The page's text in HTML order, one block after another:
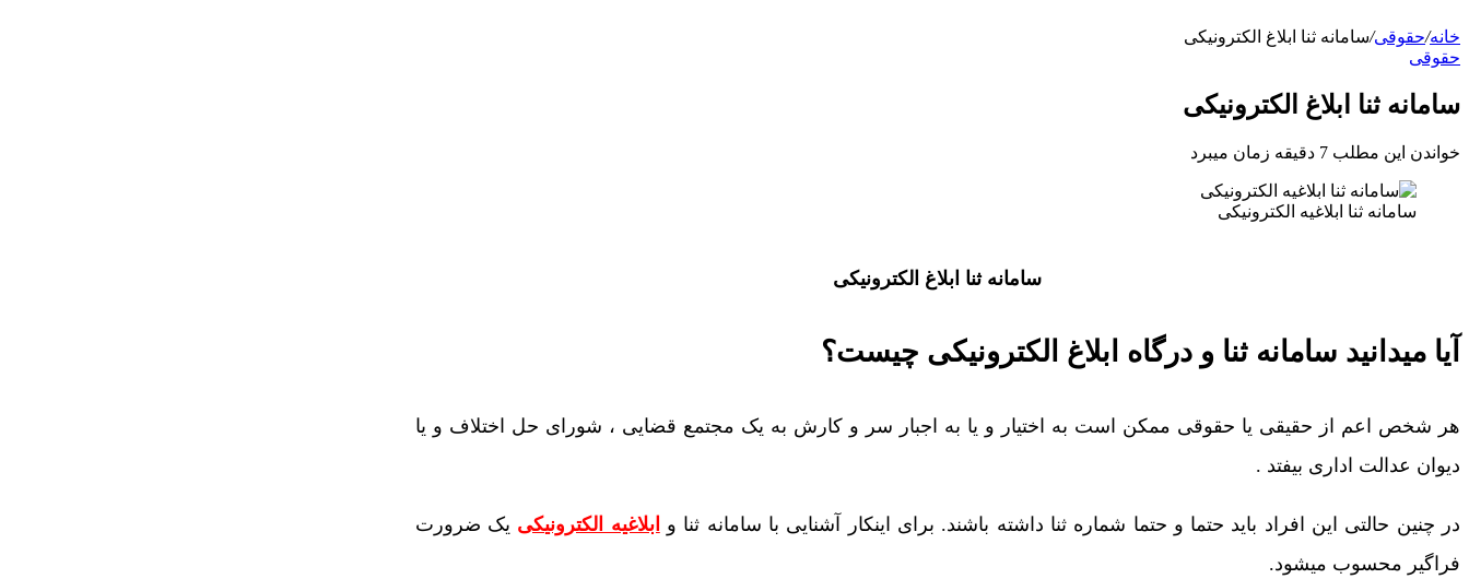
خانه/حقوقی/سامانه ثنا ابلاغ الکترونیکی
حقوقی
سامانه ثنا ابلاغ الکترونیکی
خواندن این مطلب 7 دقیقه زمان میبرد
سامانه ثنا ابلاغیه الکترونیکی
سامانه ثنا ابلاغ الکترونیکی
آیا میدانید سامانه ثنا و درگاه ابلاغ الکترونیکی چیست؟
هر شخص اعم از حقیقی یا حقوقی ممکن است به اختیار و یا به اجبار سر و کارش به یک مجتمع قضایی ، شورای حل اختلاف و یا
دیوان عدالت اداری بیفتد .
در چنین حالتی این افراد باید حتما و حتما شماره ثنا داشته باشند. برای اینکار آشنایی با سامانه ثنا و ابلاغیه الکترونیکی یک ضرورت
فراگیر محسوب میشود.